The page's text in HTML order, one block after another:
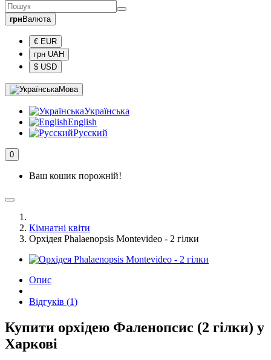
грнВалюта
€ EUR
грн UAH
$ USD
Мова
Українська
English
Русский
0
Ваш кошик порожній!
Кімнатні квіти
Орхідея Phalaenopsis Montevideo - 2 гілки
Опис
Відгуків (1)
Купити орхідею Фаленопсис (2 гілки) у
Харкові